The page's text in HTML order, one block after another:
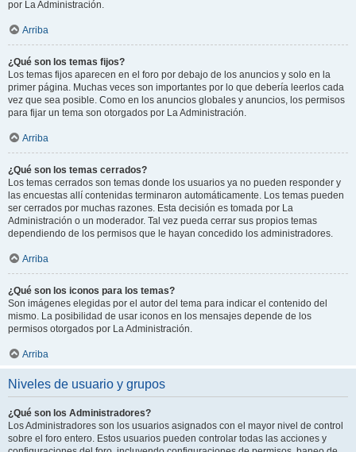
por La Administración.
Arriba
¿Qué son los temas fijos?
Los temas fijos aparecen en el foro por debajo de los anuncios y solo en la
primer página. Muchas veces son importantes por lo que debería leerlos cada
vez que sea posible. Como en los anuncios globales y anuncios, los permisos
para fijar un tema son otorgados por La Administración.
Arriba
¿Qué son los temas cerrados?
Los temas cerrados son temas donde los usuarios ya no pueden responder y
las encuestas allí contenidas terminaron automáticamente. Los temas pueden
ser cerrados por muchas razones. Esta decisión es tomada por La
Administración o un moderador. Tal vez pueda cerrar sus propios temas
dependiendo de los permisos que le hayan concedido los administradores.
Arriba
¿Qué son los iconos para los temas?
Son imágenes elegidas por el autor del tema para indicar el contenido del
mismo. La posibilidad de usar iconos en los mensajes depende de los
permisos otorgados por La Administración.
Arriba
Niveles de usuario y grupos
¿Qué son los Administradores?
Los Administradores son los usuarios asignados con el mayor nivel de control
sobre el foro entero. Estos usuarios pueden controlar todas las acciones y